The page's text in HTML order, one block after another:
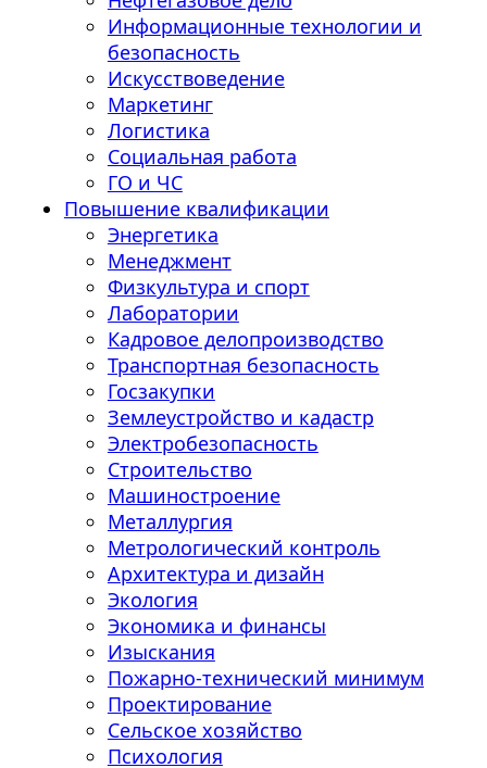
Информационные технологии и
безопасность
Искусствоведение
Маркетинг
Логистика
Социальная работа
ГО и ЧС
Повышение квалификации
Энергетика
Менеджмент
Физкультура и спорт
Лаборатории
Кадровое делопроизводство
Транспортная безопасность
Госзакупки
Землеустройство и кадастр
Электробезопасность
Строительство
Машиностроение
Металлургия
Метрологический контроль
Архитектура и дизайн
Экология
Экономика и финансы
Изыскания
Пожарно-технический минимум
Проектирование
Сельское хозяйство
Психология